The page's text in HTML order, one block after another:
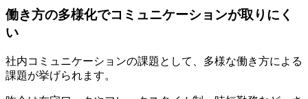
働き方の多様化でコミュニケーションが取りにく
い
社内コミュニケーションの課題として、多様な働き方による
課題が挙げられます。